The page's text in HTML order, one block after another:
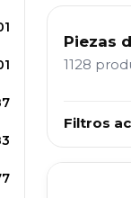
Piezas
1128
Filtros